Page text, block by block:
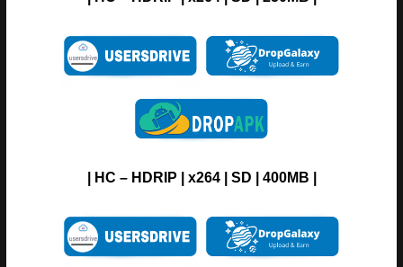
| HC – HDRIP | x264 | SD | 400MB |